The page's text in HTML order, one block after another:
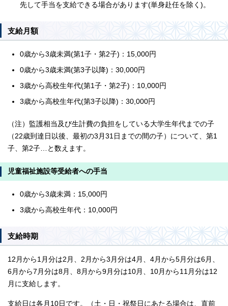
先して手当を支給できる場合があります(単身赴任を除く)。
支給月額
0歳から3歳未満(第1子・第2子)：15,000円
0歳から3歳未満(第3子以降)：30,000円
3歳から高校生年代(第1子・第2子)：10,000円
3歳から高校生年代(第3子以降)：30,000円
（注）監護相当及び生計費の負担をしている大学生年代までの子
（22歳到達日以後、最初の3月31日までの間の子）について、第1
子、第2子…と数えます。
児童福祉施設等受給者への手当
0歳から3歳未満：15,000円
3歳から高校生年代：10,000円
支給時期
12月から1月分は2月、2月から3月分は4月、4月から5月分は6月、
6月から7月分は8月、8月から9月分は10月、10月から11月分は12
月に支給します。
支給日は各月10日です。（土・日・祝祭日にあたる場合は、直前